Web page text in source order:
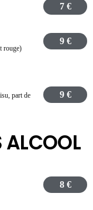
7 €
rouge)
9 €
part de
9 €
ALCOOL
8 €